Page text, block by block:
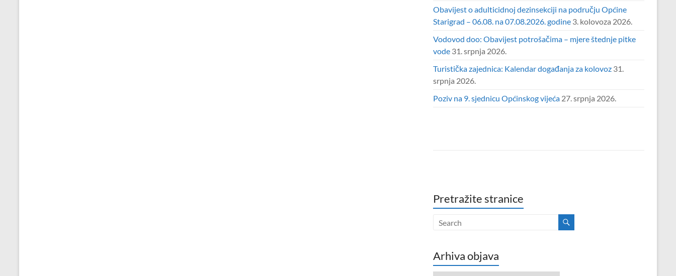
Obavijest o adulticidnoj dezinsekciji na području Općine
Starigrad – 06.08. na 07.08.2026. godine 3. kolovoza 2026.
Vodovod doo: Obavijest potrošačima – mjere štednje pitke
vode 31. srpnja 2026.
Turistička zajednica: Kalendar događanja za kolovoz 31.
srpnja 2026.
Poziv na 9. sjednicu Općinskog vijeća 27. srpnja 2026.
Pretražite stranice
Arhiva objava